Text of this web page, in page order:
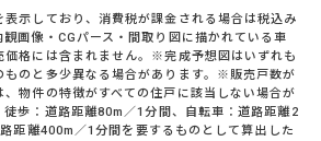
示しており、消費税が課金される場合は税込み
画像・CGパース・間取り図に描かれている車
価格には含まれません。※完成予想図はいずれも
ものと多少異なる場合があります。※販売戸数が
物件の特徴がすべての住戸に該当しない場合が
歩：道路距離80m／1分間、自転車：道路距離2
距離400m／1分間を要するものとして算出した